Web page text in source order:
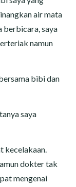
air mata
berbicara, saya
namun
bibi dan
saya
kecelakaan.
dokter tak
mengenai